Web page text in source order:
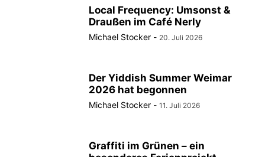
Local Frequency: Umsonst &
Draußen im Café Nerly
Michael Stocker - 20. Juli 2026
Der Yiddish Summer Weimar
2026 hat begonnen
Michael Stocker - 11. Juli 2026
Graffiti im Grünen – ein